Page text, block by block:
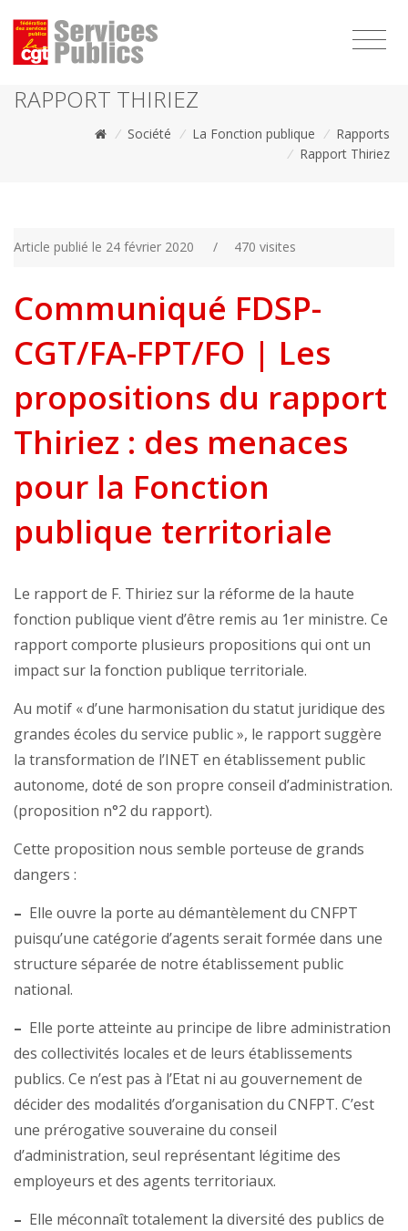
RAPPORT THIRIEZ
/ Société / La Fonction publique / Rapports
/ Rapport Thiriez
Article publié le 24 février 2020 / 470 visites
Communiqué FDSP-
CGT/FA-FPT/FO | Les
propositions du rapport
Thiriez : des menaces
pour la Fonction
publique territoriale
Le rapport de F. Thiriez sur la réforme de la haute
fonction publique vient d’être remis au 1er ministre. Ce
rapport comporte plusieurs propositions qui ont un
impact sur la fonction publique territoriale.
Au motif « d’une harmonisation du statut juridique des
grandes écoles du service public », le rapport suggère
la transformation de l’INET en établissement public
autonome, doté de son propre conseil d’administration.
(proposition n°2 du rapport).
Cette proposition nous semble porteuse de grands
dangers :
– Elle ouvre la porte au démantèlement du CNFPT
puisqu’une catégorie d’agents serait formée dans une
structure séparée de notre établissement public
national.
– Elle porte atteinte au principe de libre administration
des collectivités locales et de leurs établissements
publics. Ce n’est pas à l’Etat ni au gouvernement de
décider des modalités d’organisation du CNFPT. C’est
une prérogative souveraine du conseil
d’administration, seul représentant légitime des
employeurs et des agents territoriaux.
– Elle méconnaît totalement la diversité des publics de